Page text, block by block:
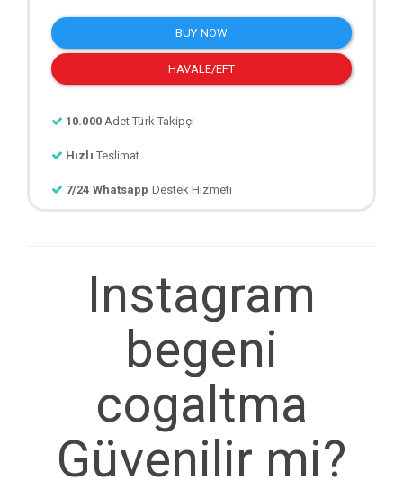
BUY NOW
HAVALE/EFT
10.000 Adet Türk Takipçi
Hızlı Teslimat
7/24 Whatsapp Destek Hizmeti
Instagram
begeni
cogaltma
Güvenilir mi?